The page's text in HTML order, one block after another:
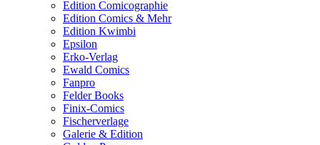
Edition Comicographie
Edition Comics & Mehr
Edition Kwimbi
Epsilon
Erko-Verlag
Ewald Comics
Fanpro
Felder Books
Finix-Comics
Fischerverlage
Galerie & Edition